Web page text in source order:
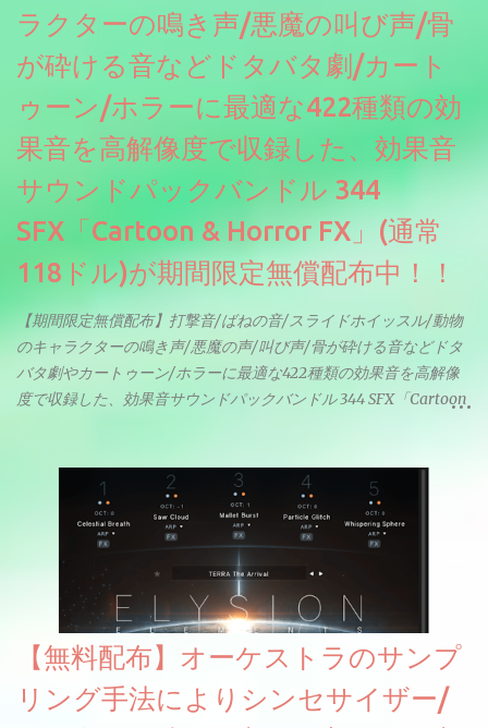
ラクターの鳴き声/悪魔の叫び声/骨
が砕ける音などドタバタ劇/カート
ゥーン/ホラーに最適な422種類の効
果音を高解像度で収録した、効果音
サウンドパックバンドル 344
SFX「Cartoon & Horror FX」(通常
118ドル)が期間限定無償配布中！！
【期間限定無償配布】打撃音/ばねの音/スライドホイッスル/動物
のキャラクターの鳴き声/悪魔の声/叫び声/骨が砕ける音などドタ
バタ劇やカートゥーン/ホラーに最適な422種類の効果音を高解像
度で収録した、効果音サウンドパックバンドル 344 SFX「Cartoon
【無料配布】オーケストラのサンプ
リング手法によりシンセサイザー/